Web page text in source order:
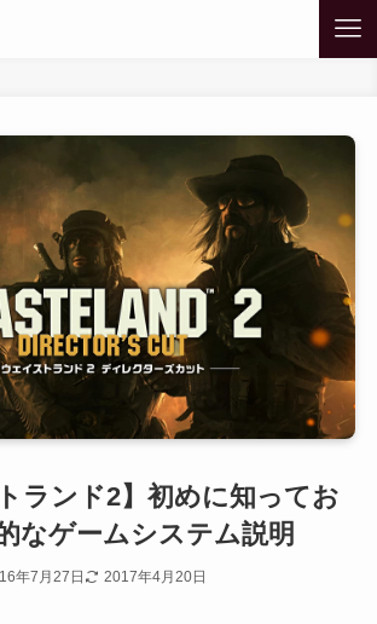
ランド2】初めに知ってお
なゲームシステム説明
年7月27日 2017年4月20日